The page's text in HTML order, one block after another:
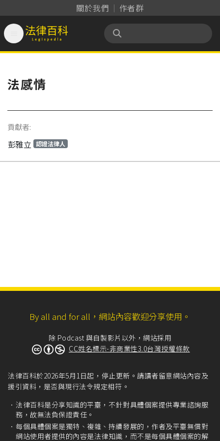
關於我們 作者群
法律百科 Legispedia
法感情
貢獻者:
彭雅立 認證法律人
By all and for all，網站內容歡迎分享使用。
除 Podcast 與自製影片以外，網站採用
CC姓名標示-非商業性3.0台灣授權條款
法律百科於2026年5月1日起，停止更新。請讀者留意網站內容及
援引資料，是否與現行法令規定相符。
法律百科是分享知識的平臺，不針對具體個案提供專業諮詢服
務，故無法負保證責任。
每個具體個案是獨特、複雜、持續發展的，作者及平臺無償對
網站使用者提供的內容是法律知識，而不是每個具體個案的解